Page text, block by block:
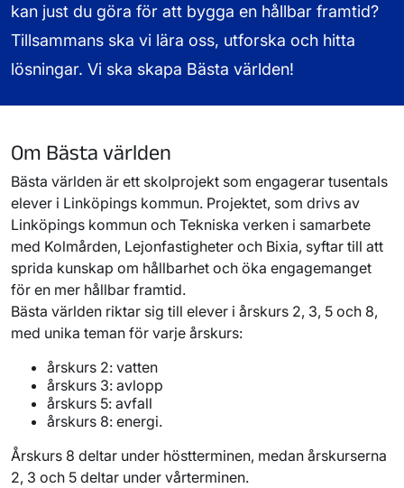
kan just du göra för att bygga en hållbar framtid?
Tillsammans ska vi lära oss, utforska och hitta
lösningar. Vi ska skapa Bästa världen!
Om Bästa världen
Bästa världen är ett skolprojekt som engagerar tusentals
elever i Linköpings kommun. Projektet, som drivs av
Linköpings kommun och Tekniska verken i samarbete
med Kolmården, Lejonfastigheter och Bixia, syftar till att
sprida kunskap om hållbarhet och öka engagemanget
för en mer hållbar framtid.
Bästa världen riktar sig till elever i årskurs 2, 3, 5 och 8,
med unika teman för varje årskurs:
årskurs 2: vatten
årskurs 3: avlopp
årskurs 5: avfall
årskurs 8: energi.
Årskurs 8 deltar under höstterminen, medan årskurserna
2, 3 och 5 deltar under vårterminen.